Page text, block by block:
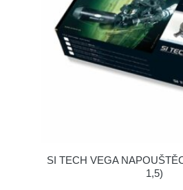
SI TECH VEGA
1,5)